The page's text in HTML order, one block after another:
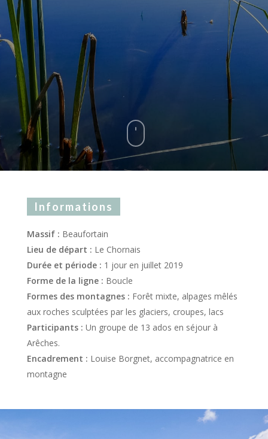
Informations
Massif : Beaufortain
Lieu de départ : Le Chornais
Durée et période : 1 jour en juillet 2019
Forme de la ligne : Boucle
Formes des montagnes : Forêt mixte, alpages mêlés
aux roches sculptées par les glaciers, croupes, lacs
Participants : Un groupe de 13 ados en séjour à
Arêches.
Encadrement : Louise Borgnet, accompagnatrice en
montagne